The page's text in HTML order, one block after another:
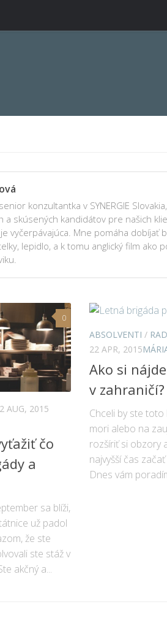
konzultantka v SYNERGIE
a skúsených kandidátov pre našich
vyčerpávajúca. Mne pomáha dobíjať
lepidlo, a k tomu anglický film ako
0
AUG, 2015
čo
a
sa blíži,
už padol
že ste
ste stáž v
akčný a...
ABSOLVENTI /
22 APR, 2015
Ako si
v zahraničí?
Chceli by ste
mori alebo na
rozšíriť si obzory
najvyšší čas
Dnes vám